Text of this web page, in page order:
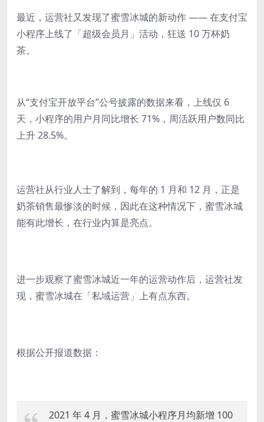
最近，运营社又发现了蜜雪冰城的新动作 —— 在支付宝
小程序上线了「超级会员月」活动，狂送 10 万杯奶
茶。
从“支付宝开放平台”公号披露的数据来看，上线仅 6
天，小程序的用户月同比增长 71%，周活跃用户数同比
上升 28.5%。
运营社从行业人士了解到，每年的 1 月和 12 月，正是
奶茶销售最惨淡的时候，因此在这种情况下，蜜雪冰城
能有此增长，在行业内算是亮点。
进一步观察了蜜雪冰城近一年的运营动作后，运营社发
现，蜜雪冰城在「私域运营」上有点东西。
根据公开报道数据：
2021 年 4 月，蜜雪冰城小程序月均新增 100